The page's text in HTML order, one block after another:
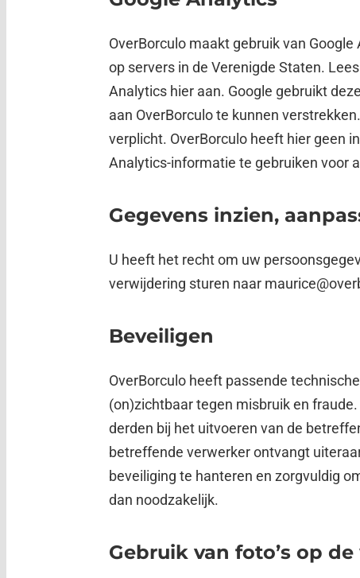
OverBorculo maakt gebruik van
op servers in de Verenigde Staten.
Analytics hier aan. Google gebruikt
aan OverBorculo te kunnen
verplicht. OverBorculo heeft hier geen
Analytics-informatie te gebruiken voor
Gegevens inzien,
U heeft het recht om uw
verwijdering sturen naar
Beveiligen
OverBorculo heeft passende
(on)zichtbaar tegen misbruik en
derden bij het uitvoeren van de
betreffende verwerker ontvangt
beveiliging te hanteren en zorgvuldig
dan noodzakelijk.
Gebruik van foto’s op